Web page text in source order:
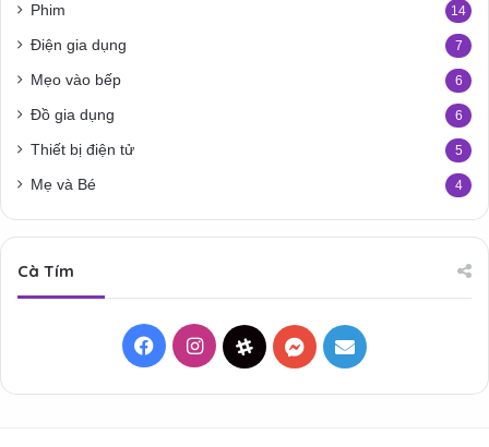
Phim 14
Điện gia dụng 7
Mẹo vào bếp 6
Đồ gia dụng 6
Thiết bị điện tử 5
Mẹ và Bé 4
Cà Tím
FacebookInstagramThreadsMessenger
Mail